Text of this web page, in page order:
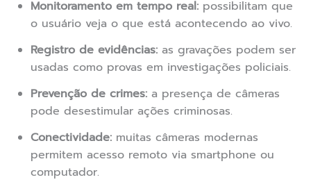
Monitoramento em tempo real: possibilitam que
o usuário veja o que está acontecendo ao vivo.
Registro de evidências: as gravações podem ser
usadas como provas em investigações policiais.
Prevenção de crimes: a presença de câmeras
pode desestimular ações criminosas.
Conectividade: muitas câmeras modernas
permitem acesso remoto via smartphone ou
computador.